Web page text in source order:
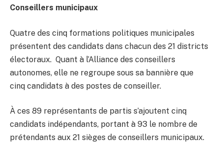
Conseillers municipaux
Quatre des cinq formations politiques municipales
présentent des candidats dans chacun des 21 districts
électoraux. Quant à l’Alliance des conseillers
autonomes, elle ne regroupe sous sa bannière que
cinq candidats à des postes de conseiller.
À ces 89 représentants de partis s’ajoutent cinq
candidats indépendants, portant à 93 le nombre de
prétendants aux 21 sièges de conseillers municipaux.